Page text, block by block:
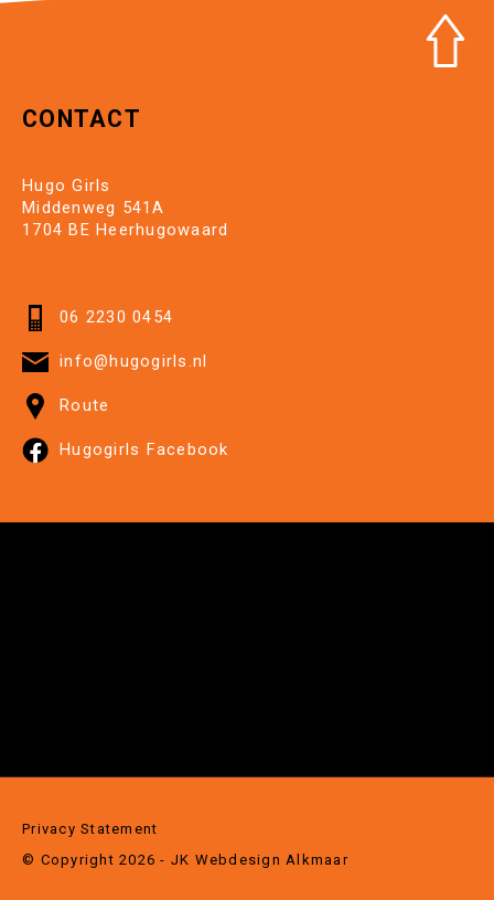
CONTACT
Hugo Girls
Middenweg 541A
1704 BE Heerhugowaard
06 2230 0454
info@hugogirls.nl
Route
Hugogirls Facebook
Privacy Statement
© Copyright 2026 - JK Webdesign Alkmaar